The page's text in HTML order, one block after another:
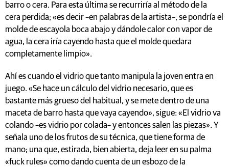
barro o cera. Para esta última se recurriría al método de la
cera perdida; «es decir –en palabras de la artista–, se pondría el
molde de escayola boca abajo y dándole calor con vapor de
agua, la cera iría cayendo hasta que el molde quedara
completamente limpio».
Ahí es cuando el vidrio que tanto manipula la joven entra en
juego. «Se hace un cálculo del vidrio necesario, que es
bastante más grueso del habitual, y se mete dentro de una
maceta de barro hasta que vaya cayendo», sigue: «El vidrio va
colando –es vidrio por colada– y entonces salen las piezas». Y
señala uno de los frutos de su técnica, que tiene forma de
mano; una que, estirada, bien abierta, deja leer en su palma
«fuck rules» como dando cuenta de un esbozo de la